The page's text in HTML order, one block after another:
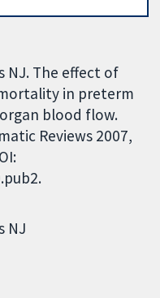
NJ. The effect of
in preterm
blood flow.
Reviews 2007,
NJ